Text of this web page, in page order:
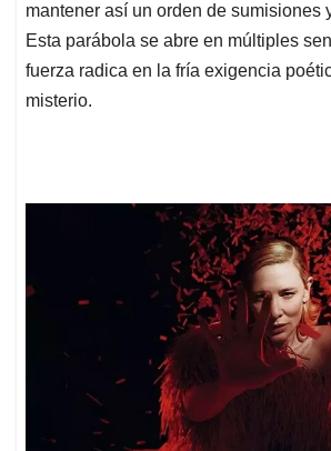
mantener así un orden de sumisiones
Esta parábola se abre en múltiples
fuerza radica en la fría exigencia
misterio.